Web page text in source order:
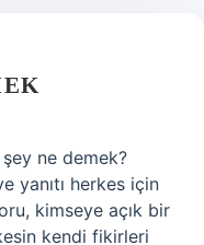
ne demek?
yanıtı herkes için
kimseye açık bir
kendi fikirleri